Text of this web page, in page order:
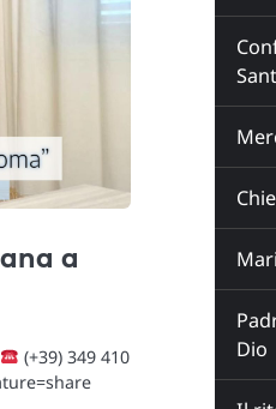
Dio
a
(+39) 349 410